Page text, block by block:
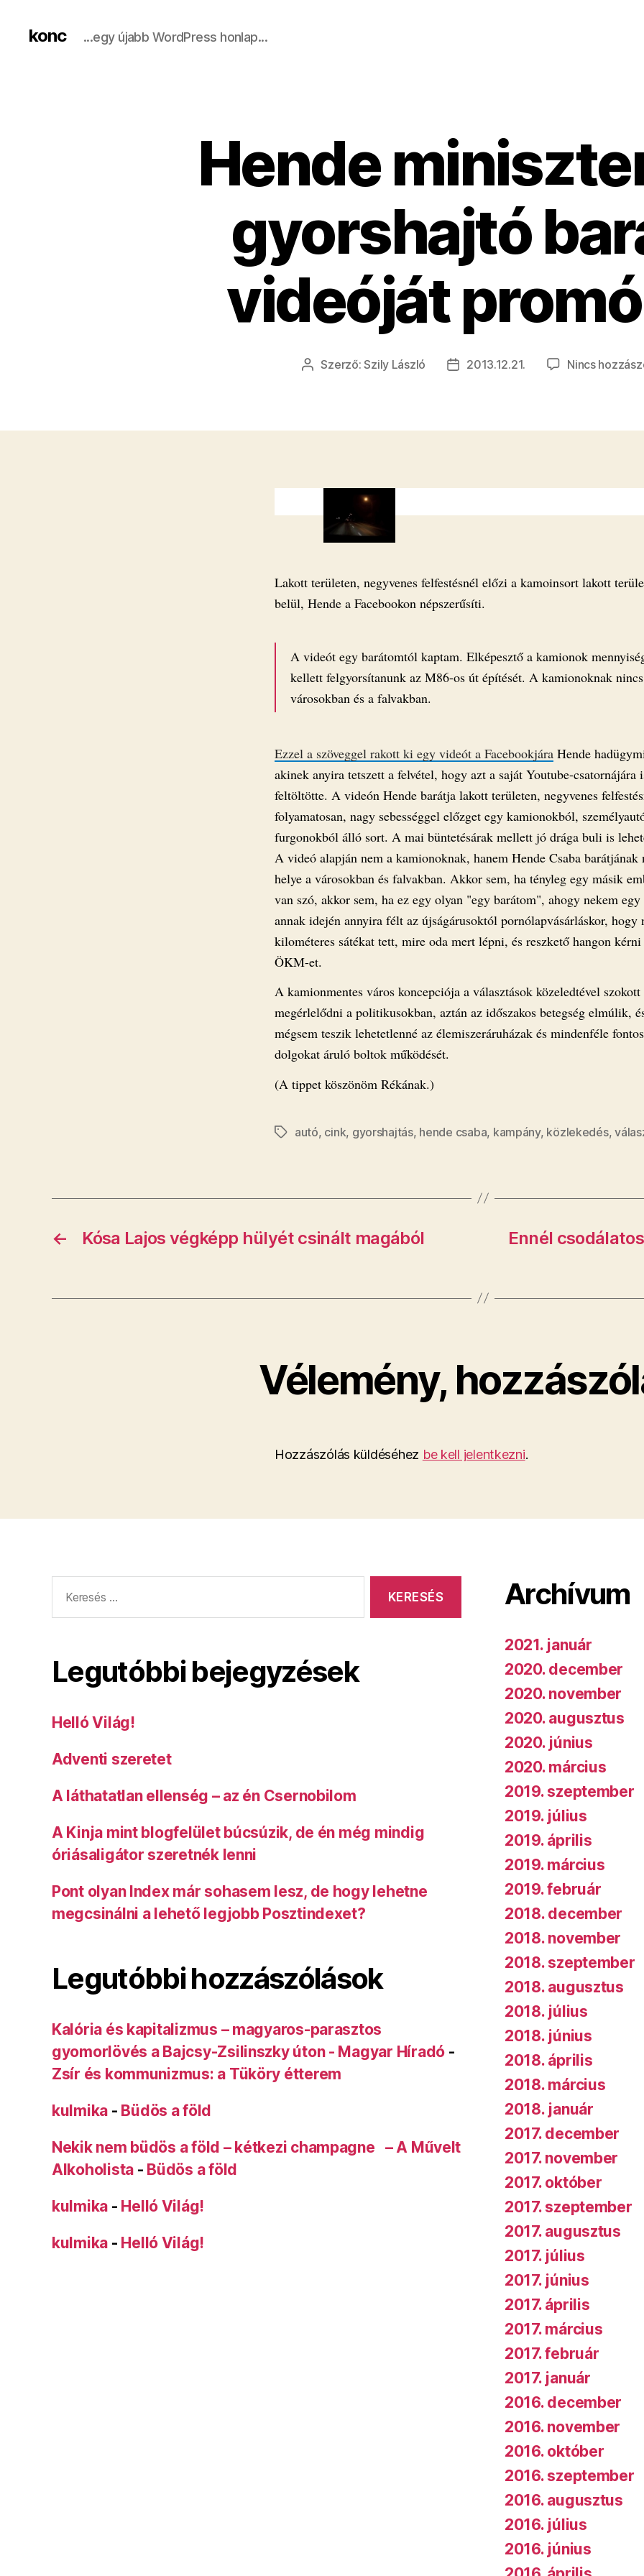
konc ...egy újabb WordPress honlap...
​Hende
gyorshajtó
videóját
Bejegyzés
Szerző:Szily László
Bejegyzés
2013.12.21. Nincs
Lakott területen, negyvenes felfestésnél előzi a kamoinsort lakott
belül, Hende a Facebookon népszerűsíti.
A videót egy barátomtól kaptam. Elképesztő a kamionok
kellett felgyorsítanunk az M86-os út építését. A kamionoknak
városokban és a falvakban.
Ezzel a szöveggel rakott ki egy videót a Facebookjára Hende
akinek anyira tetszett a felvétel, hogy azt a saját Youtube-csatornájára
feltöltötte. A videón Hende barátja lakott területen, negyvenes
folyamatosan, nagy sebességgel előzget egy kamionokból,
furgonokból álló sort. A mai büntetésárak mellett jó drága buli is
A videó alapján nem a kamionoknak, hanem Hende Csaba barátjának
helye a városokban és falvakban. Akkor sem, ha tényleg egy másik
van szó, akkor sem, ha ez egy olyan "egy barátom", ahogy nekem
annak idején annyira félt az újságárusoktól pornólapvásárláskor, hogy
kilométeres sátékat tett, mire oda mert lépni, és reszkető hangon
ÖKM-et.
A kamionmentes város koncepciója a választások közeledtével szokott
megérlelődni a politikusokban, aztán az időszakos betegség elmúlik,
mégsem teszik lehetetlenné az élemiszeráruházak és mindenféle fontos
dolgokat áruló boltok működését.
(A tippet köszönöm Rékának.)
Címkék
autó, cink, gyorshajtás, hende csaba, kampány, közlekedés,
← ​Kósa Lajos végképp hülyét csinált magából Ennél
Vélemény,
Hozzászólás küldéséhez be kell jelentkezni.
Legutóbbi bejegyzések
Helló Világ!
Adventi szeretet
A láthatatlan ellenség – az én Csernobilom
A Kinja mint blogfelület búcsúzik, de én még mindig
óriásaligátor szeretnék lenni
Pont olyan Index már sohasem lesz, de hogy lehetne
megcsinálni a lehető legjobb Posztindexet?
Legutóbbi hozzászólások
Kalória és kapitalizmus – magyaros-parasztos
gyomorlövés a Bajcsy-Zsilinszky úton - Magyar Híradó-
Zsír és kommunizmus: a Tüköry étterem
kulmika - Büdös a föld
Nekik nem büdös a föld – kétkezi champagne – A Művelt
Alkoholista - Büdös a föld
kulmika - Helló Világ!
kulmika - Helló Világ!
Archívum
2021. január
2020. december
2020. november
2020. augusztus
2020. június
2020. március
2019. szeptember
2019. július
2019. április
2019. március
2019. február
2018. december
2018. november
2018. szeptember
2018. augusztus
2018. július
2018. június
2018. április
2018. március
2018. január
2017. december
2017. november
2017. október
2017. szeptember
2017. augusztus
2017. július
2017. június
2017. április
2017. március
2017. február
2017. január
2016. december
2016. november
2016. október
2016. szeptember
2016. augusztus
2016. július
2016. június